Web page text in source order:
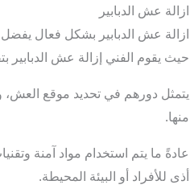
ازالة عش الدبابير
ازالة عش الدبابير بشكل فعال
حيث يقوم الفني إزالة عش الدبابير
يتمثل دورهم في تحديد موقع العش،
منها.
عادةً ما يتم استخدام مواد آمنة
أذى للأفراد أو البيئة المحيطة.